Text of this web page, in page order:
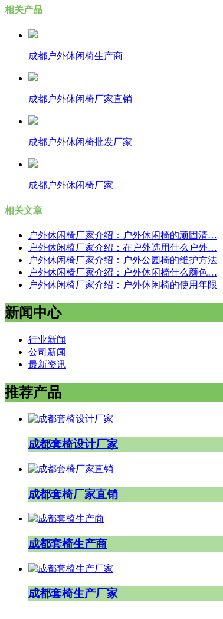
相关产品
成都户外休闲椅生产商
成都户外休闲椅厂家直销
成都户外休闲椅批发厂家
成都户外休闲椅厂家
相关文章
户外休闲椅厂家介绍：户外休闲椅的顽固清…
户外休闲椅厂家介绍：在户外选用什么户外…
户外休闲椅厂家介绍：户外公园椅的维护方法
户外休闲椅厂家介绍：户外休闲椅什么颜色…
户外休闲椅厂家介绍：户外休闲椅的使用年限
新闻中心
行业新闻
公司新闻
最新资讯
推荐产品
成都套椅设计厂家
成都套椅厂家直销
成都套椅生产商
成都套椅生产厂家